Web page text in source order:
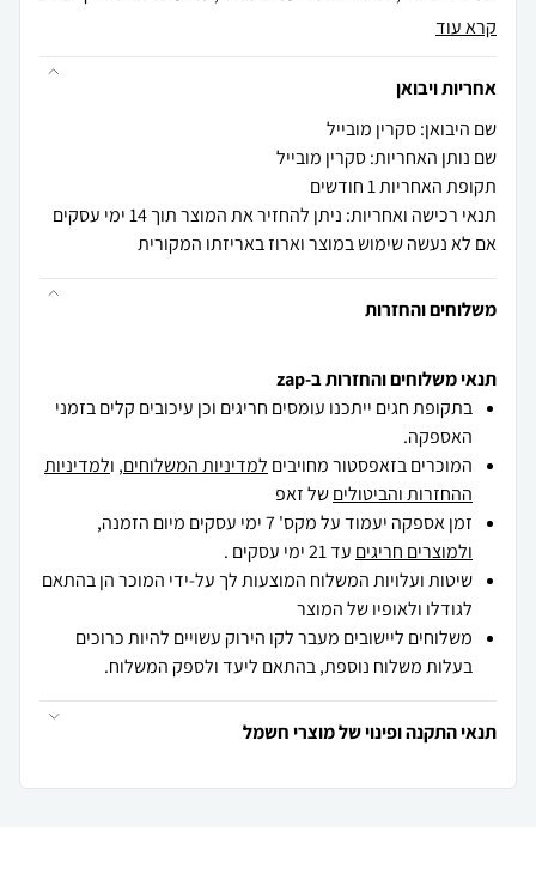
קרא עוד
אחריות ויבואן
שם היבואן: סקרין מובייל
שם נותן האחריות: סקרין מובייל
תקופת האחריות 1 חודשים
תנאי רכישה ואחריות: ניתן להחזיר את המוצר תוך 14 ימי עסקים
אם לא נעשה שימוש במוצר וארוז באריזתו המקורית
משלוחים והחזרות
תנאי משלוחים והחזרות ב-zap
בתקופת חגים ייתכנו עומסים חריגים וכן עיכובים קלים בזמני
האספקה.
המוכרים בזאפסטור מחויבים למדיניות המשלוחים, ולמדיניות
ההחזרות והביטוליםשל זאפ
זמן אספקה יעמוד על מקס' 7 ימי עסקים מיום הזמנה,
ולמוצרים חריגים עד 21 ימי עסקים .
שיטות ועלויות המשלוח המוצעות לך על-ידי המוכר הן בהתאם
לגודלו ולאופיו של המוצר
משלוחים ליישובים מעבר לקו הירוק עשויים להיות כרוכים
בעלות משלוח נוספת, בהתאם ליעד ולספק המשלוח.
תנאי התקנה ופינוי של מוצרי חשמל